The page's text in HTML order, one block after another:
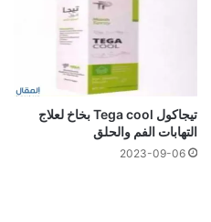
تيجاكول Tega cool بخاخ لعلاج
التهابات الفم والحلق
2023-09-06